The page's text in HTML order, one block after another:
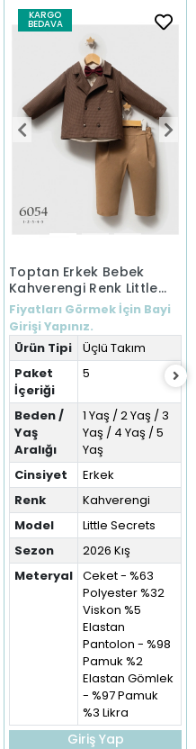
KARGO
BEDAVA
Toptan Erkek Bebek
Kahverengi Renk Little
Secrets Kışlık Üçlü Takım
(1-5 Yaş)
Fiyatları Görmek İçin Bayi
Girişi Yapınız.
Ürün Tipi
Üçlü Takım
Paket
İçeriği
5
Beden /
Yaş
Aralığı
1 Yaş / 2 Yaş / 3
Yaş / 4 Yaş / 5
Yaş
Cinsiyet
Erkek
Renk
Kahverengi
Model
Little Secrets
Sezon
2026 Kış
Meteryal Ceket - %63
Polyester %32
Viskon %5
Elastan
Pantolon - %98
Pamuk %2
Elastan Gömlek
- %97 Pamuk
%3 Likra
Giriş Yap